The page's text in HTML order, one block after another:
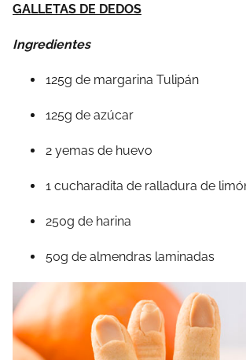
GALLETAS DE DEDOS
Ingredientes
125g de margarina Tulipán
125g de azúcar
2 yemas de huevo
1 cucharadita de ralladura de
250g de harina
50g de almendras laminadas